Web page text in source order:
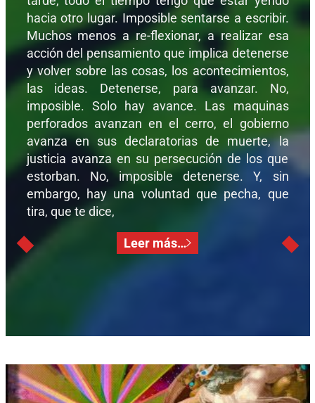
hacia otro lugar. Imposible sentarse a escribir.
Muchos menos a re-flexionar, a realizar esa
acción del pensamiento que implica detenerse
y volver sobre las cosas, los acontecimientos,
las ideas. Detenerse, para avanzar. No,
imposible. Solo hay avance. Las maquinas
perforados avanzan en el cerro, el gobierno
avanza en sus declaratorias de muerte, la
justicia avanza en su persecución de los que
estorban. No, imposible detenerse. Y, sin
embargo, hay una voluntad que pecha, que
tira, que te dice,
Leer más…